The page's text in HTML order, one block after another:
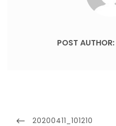
POST AUTHOR:
PREVIOUS
20200411_101210